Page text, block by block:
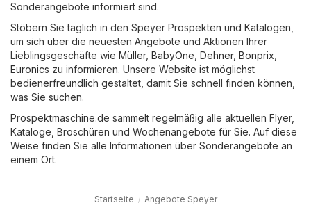
Sonderangebote informiert sind.
Stöbern Sie täglich in den Speyer Prospekten und Katalogen,
um sich über die neuesten Angebote und Aktionen Ihrer
Lieblingsgeschäfte wie Müller, BabyOne Dehner, Bonprix
Euronics zu informieren. Unsere Website ist möglichst
bedienerfreundlich gestaltet, damit Sie schnell finden können,
was Sie suchen.
Prospektmaschine.de sammelt regelmäßig alle aktuellen Flyer,
Kataloge, Broschüren und Wochenangebote für Sie. Auf diese
Weise finden Sie alle Informationen über Sonderangebote an
einem Ort.
Startseite Angebote Speyer